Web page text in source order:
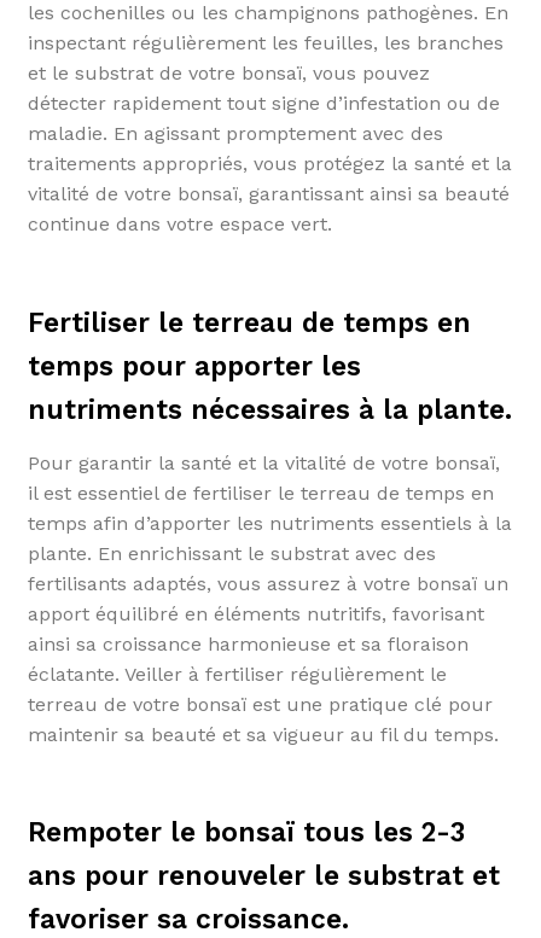
les cochenilles ou les champignons pathogènes. En
inspectant régulièrement les feuilles, les branches
et le substrat de votre bonsaï, vous pouvez
détecter rapidement tout signe d’infestation ou de
maladie. En agissant promptement avec des
traitements appropriés, vous protégez la santé et la
vitalité de votre bonsaï, garantissant ainsi sa beauté
continue dans votre espace vert.
Fertiliser le terreau de temps en
temps pour apporter les
nutriments nécessaires à la plante.
Pour garantir la santé et la vitalité de votre bonsaï,
il est essentiel de fertiliser le terreau de temps en
temps afin d’apporter les nutriments essentiels à la
plante. En enrichissant le substrat avec des
fertilisants adaptés, vous assurez à votre bonsaï un
apport équilibré en éléments nutritifs, favorisant
ainsi sa croissance harmonieuse et sa floraison
éclatante. Veiller à fertiliser régulièrement le
terreau de votre bonsaï est une pratique clé pour
maintenir sa beauté et sa vigueur au fil du temps.
Rempoter le bonsaï tous les 2-3
ans pour renouveler le substrat et
favoriser sa croissance.